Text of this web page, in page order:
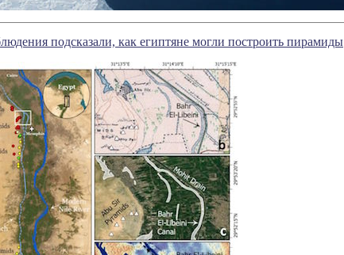
подсказали, как египтяне могли построить пирамиды